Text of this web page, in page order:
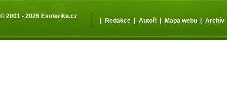
© 2001 - 2026 Esoterika.cz
| Redakce | Autoři | Mapa webu | Archív